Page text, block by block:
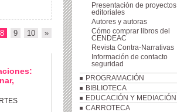
Presentación de proyectos
editoriales
Autores y autoras
Cómo comprar libros del
CENDEAC
Revista Contra-Narrativas
Información de contacto
seguridad
PROGRAMACIÓN
BIBLIOTECA
EDUCACIÓN Y MEDIACIÓN
CARROTECA
8 9 10 »